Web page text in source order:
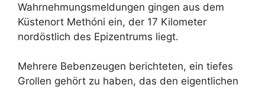
Wahrnehmungsmeldungen gingen aus dem
Küstenort Methóni ein, der 17 Kilometer
nordöstlich des Epizentrums liegt.
Mehrere Bebenzeugen berichteten, ein tiefes
Grollen gehört zu haben, das den eigentlichen